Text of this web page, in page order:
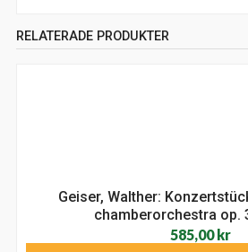
RELATERADE PRODUKTER
Geiser, Walther:
chamberorchestra op.
585,00 kr